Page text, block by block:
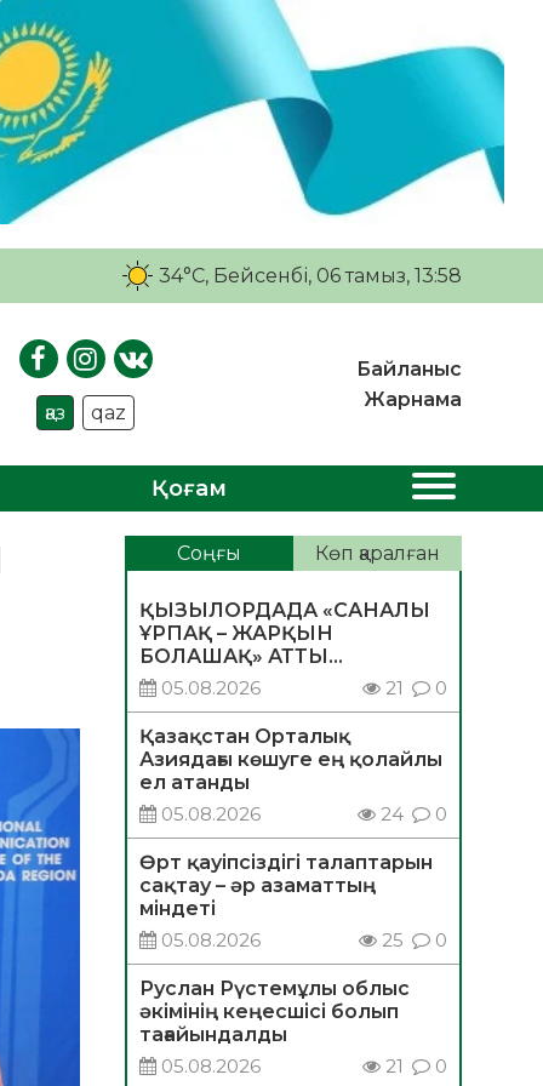
34°C, Бейсенбі, 06 тамыз, 13:58
қаз qaz
Байланыс
Жарнама
Қоғам
Соңғы Көп қаралған
ҚЫЗЫЛОРДАДА «САНАЛЫ
ҰРПАҚ – ЖАРҚЫН
БОЛАШАҚ» АТТЫ
КЕҢЕЙТІЛГЕН МӘЖІЛІС
ӨТТІ
05.08.2026 21 0
Қазақстан Орталық
Азиядағы көшуге ең қолайлы
ел атанды
05.08.2026
24 0
Өрт қауіпсіздігі талаптарын
сақтау – әр азаматтың
міндеті
05.08.2026
25 0
Руслан Рүстемұлы облыс
әкімінің кеңесшісі болып
тағайындалды
05.08.2026
21 0